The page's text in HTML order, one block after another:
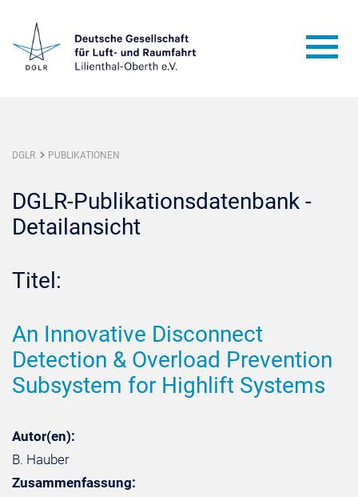
DGLR PUBLIKATIONEN
DGLR-Publikationsdatenbank -
Detailansicht
Titel:
An Innovative Disconnect
Detection & Overload Prevention
Subsystem for Highlift Systems
Autor(en):
B. Hauber
Zusammenfassung: